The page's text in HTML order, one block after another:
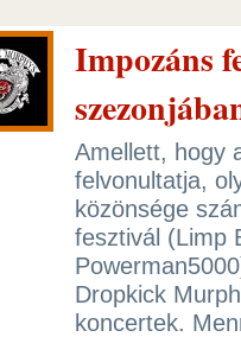
Impozáns
Amellett, hogy
felvonultatja,
közönsége
fesztivál (Limp
Dropkick
koncertek.